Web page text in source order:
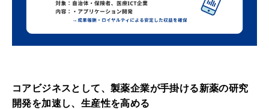
コアビジネスとして、製薬企業が手掛ける新薬の研究
開発を加速し、生産性を高める